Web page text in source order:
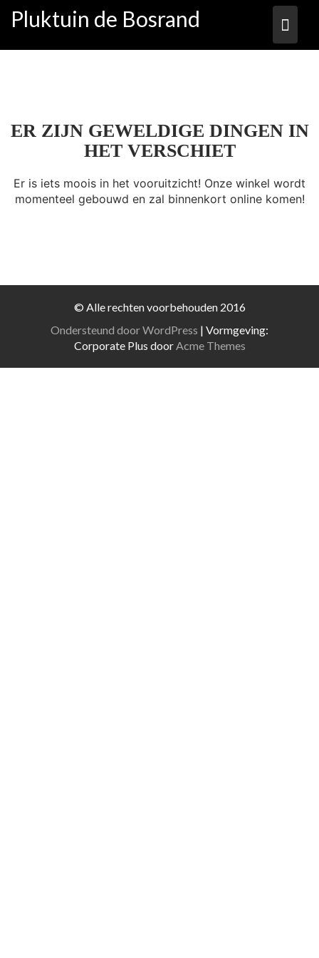
naar
inhoud
Pluktuin de Bosrand
ER ZIJN GEWELDIGE DINGEN IN
HET VERSCHIET
Er is iets moois in het vooruitzicht! Onze winkel wordt
momenteel gebouwd en zal binnenkort online komen!
© Alle rechten voorbehouden 2016
Ondersteund door WordPress | Vormgeving:
Corporate Plus doorAcme Themes